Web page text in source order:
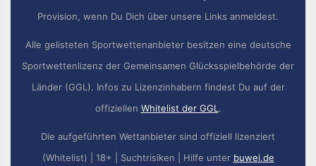
Provision, wenn Du Dich über unsere Links anmeldest.
Alle gelisteten Sportwettenanbieter besitzen eine deutsche
Sportwettenlizenz der Gemeinsamen Glücksspielbehörde der
Länder (GGL). Infos zu Lizenzinhabern findest Du auf der
offiziellen Whitelist der GGL.
Die aufgeführten Wettanbieter sind offiziell lizenziert
(Whitelist) | 18+ | Suchtrisiken | Hilfe unter buwei.de